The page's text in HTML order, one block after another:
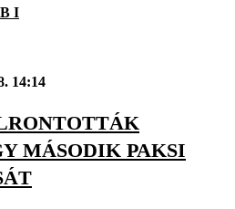
I
14:14
MÁSODIK PAKSI